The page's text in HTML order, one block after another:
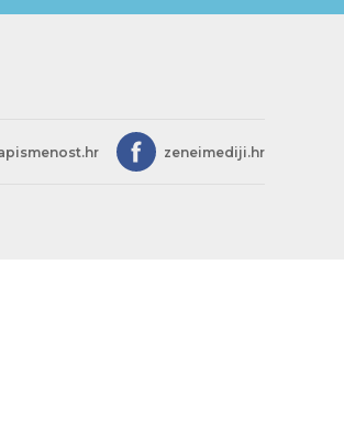
zeneimediji.hr